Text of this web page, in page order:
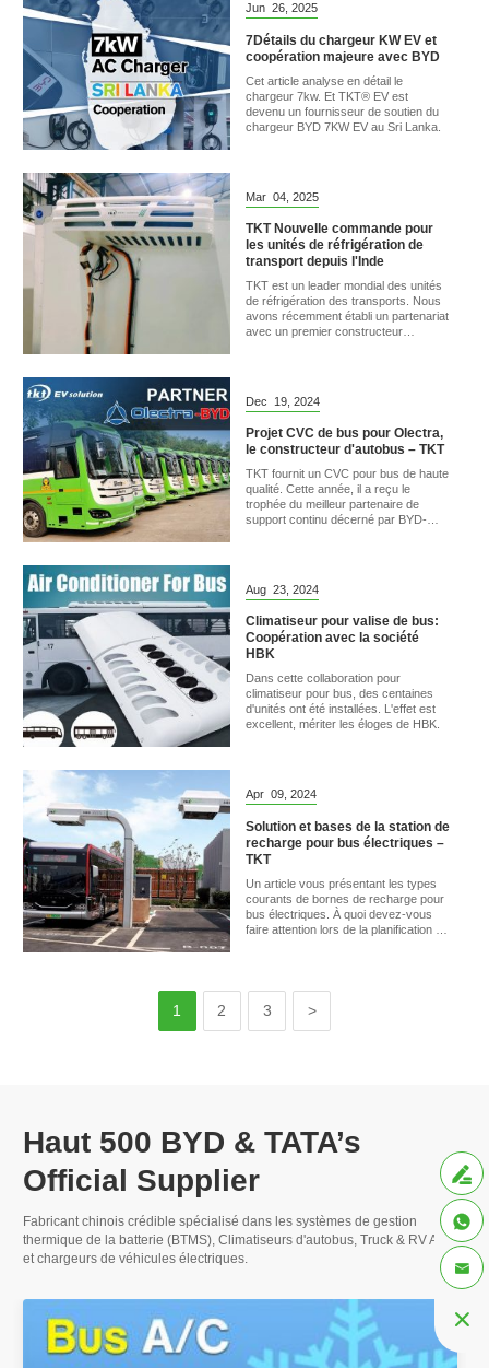
Jun 26, 2025
7Détails du chargeur KW EV et
coopération majeure avec BYD
Cet article analyse en détail le
chargeur 7kw. Et TKT® EV est
devenu un fournisseur de soutien du
chargeur BYD 7KW EV au Sri Lanka.
Mar 04, 2025
TKT Nouvelle commande pour
les unités de réfrigération de
transport depuis l'Inde
TKT est un leader mondial des unités
de réfrigération des transports. Nous
avons récemment établi un partenariat
avec un premier constructeur
Dec 19, 2024
Projet CVC de bus pour Olectra,
le constructeur d'autobus – TKT
TKT fournit un CVC pour bus de haute
qualité. Cette année, il a reçu le
trophée du meilleur partenaire de
support continu décerné par BYD-
Aug 23, 2024
Climatiseur pour valise de bus:
Coopération avec la société
HBK
Dans cette collaboration pour
climatiseur pour bus, des centaines
d'unités ont été installées. L'effet est
excellent, mériter les éloges de HBK.
Apr 09, 2024
Solution et bases de la station de
recharge pour bus électriques –
TKT
Un article vous présentant les types
courants de bornes de recharge pour
bus électriques. À quoi devez-vous
faire attention lors de la planification de
1 2 3 >
Haut 500 BYD & TATA’s
Official Supplier
Plus
Fabricant chinois crédible spécialisé dans les systèmes de gestion
thermique de la batterie (BTMS), Climatiseurs d'autobus, Truck & RV A/C,
et chargeurs de véhicules électriques.



